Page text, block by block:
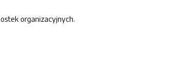
organizacyjnych.